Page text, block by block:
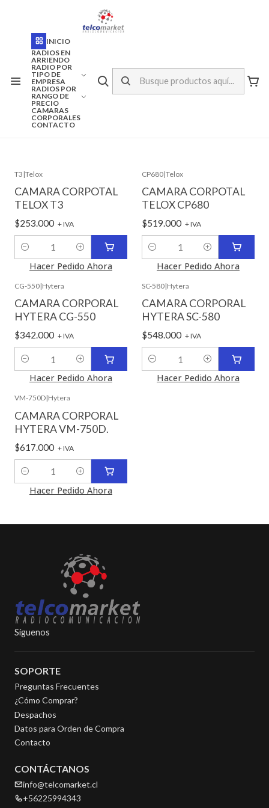
INICIO
RADIOS EN
ARRIENDO
RADIO POR
TIPO DE
EMPRESA
RADIOS POR
RANGO DE
PRECIO
CAMARAS
CORPORALES
CONTACTO
ENVÍO A TODO CHILE
Inicio Camaras Corporales
Camaras Corporales
FILTROS
T3 |Telox
CAMARA CORPOTAL
TELOX T3
$253.000 + IVA
Cantidad
Hacer Pedido Ahora
CP680|Telox
CAMARA CORPOTAL
TELOX CP680
$519.000 + IVA
Cantidad
Hacer Pedido Ahora
CG-550|Hytera
CAMARA CORPORAL
HYTERA CG-550
$342.000 + IVA
Cantidad
Hacer Pedido Ahora
SC-580|Hytera
CAMARA CORPORAL
HYTERA SC-580
$548.000 + IVA
Cantidad
Hacer Pedido Ahora
VM-750D|Hytera
CAMARA CORPORAL
HYTERA VM-750D.
$617.000 + IVA
Cantidad
Hacer Pedido Ahora
Síguenos
SOPORTE
Preguntas Frecuentes
¿Cómo Comprar?
Despachos
Datos para Orden de Compra
Contacto
CONTÁCTANOS
info@telcomarket.cl
+56225994343